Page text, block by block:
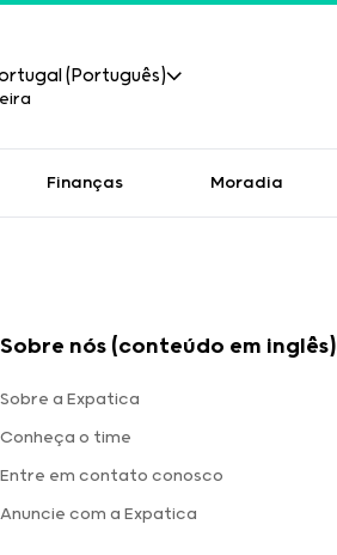
(Português)
Finanças Moradia
Sobre nós (conteúdo em inglês)
Sobre a Expatica
Conheça o time
Entre em contato conosco
Anuncie com a Expatica